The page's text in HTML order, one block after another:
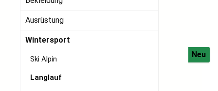
Ausrüstung
Wintersport
Ski Alpin
Langlauf
Neu